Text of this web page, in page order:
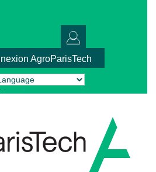
AgroParisTech
by Translate